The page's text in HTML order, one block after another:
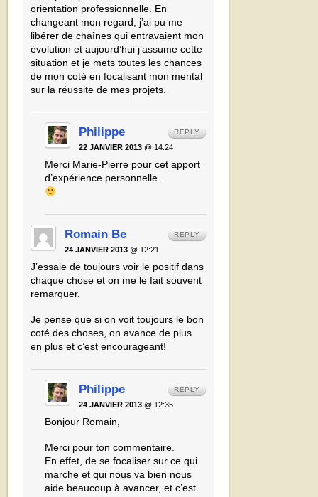
orientation professionnelle. En
changeant mon regard, j’ai pu me
libérer de chaînes qui entravaient mon
évolution et aujourd’hui j’assume cette
situation et je mets toutes les chances
de mon coté en focalisant mon mental
sur la réussite de mes projets.
Philippe
22 JANVIER 2013 @ 14:24
Merci Marie-Pierre pour cet apport
d’expérience personnelle.
REPLY
Romain Be
24 JANVIER 2013 @ 12:21
J’essaie de toujours voir le positif dans
chaque chose et on me le fait souvent
remarquer.
Je pense que si on voit toujours le bon
coté des choses, on avance de plus
en plus et c’est encourageant!
REPLY
Philippe
24 JANVIER 2013 @ 12:35
Bonjour Romain,
Merci pour ton commentaire.
En effet, de se focaliser sur ce qui
marche et qui nous va bien nous
aide beaucoup à avancer, et c’est
REPLY